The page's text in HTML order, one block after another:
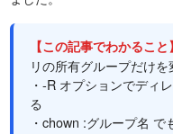
【この記事でわかること】
リの所有グループだけ
・-R オプションでディ
る
・chown :グループ名